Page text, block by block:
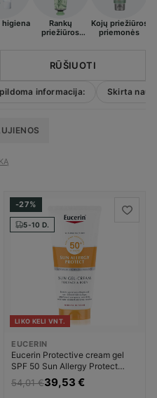
higiena
Rankų
priežiūros
Kojų priežiūros
priemonės
informacija: Skirta
RŪŠIUOTI
-27%
5-10 D.
LIKO KELI VNT.
EUCERIN
Eucerin Protective cream gel
SPF 50 Sun Allergy Protect
Apsauginė priemonė nuo saulės
Unisex
54,01 €39,53 €